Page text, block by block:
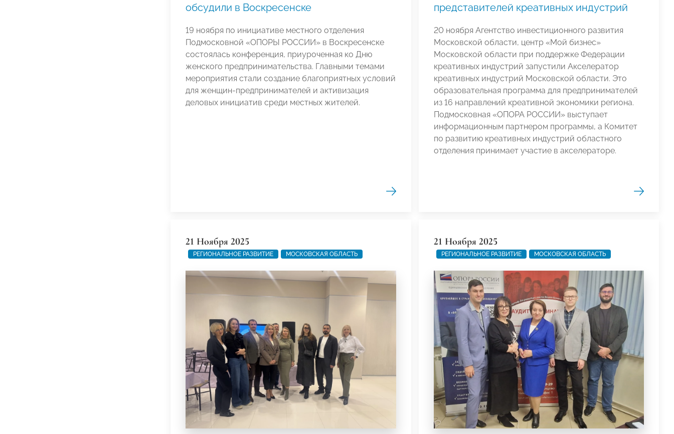
обсудили в Воскресенске
19 ноября по инициативе местного отделения
Подмосковной «ОПОРЫ РОССИИ» в Воскресенске
состоялась конференция, приуроченная ко Дню
женского предпринимательства. Главными темами
мероприятия стали создание благоприятных условий
для женщин-предпринимателей и активизация
деловых инициатив среди местных жителей.
представителей креативных индустрий
20 ноября Агентство инвестиционного развития
Московской области, центр «Мой бизнес»
Московской области при поддержке Федерации
креативных индустрий запустили Акселератор
креативных индустрий Московской области. Это
образовательная программа для предпринимателей
из 16 направлений креативной экономики региона.
Подмосковная «ОПОРА РОССИИ» выступает
информационным партнером программы, а Комитет
по развитию креативных индустрий областного
отделения принимает участие в акселераторе.
21 Ноября 2025
РЕГИОНАЛЬНОЕ РАЗВИТИЕ МОСКОВСКАЯ ОБЛАСТЬ
21 Ноября 2025
РЕГИОНАЛЬНОЕ РАЗВИТИЕ МОСКОВСКАЯ ОБЛАСТЬ